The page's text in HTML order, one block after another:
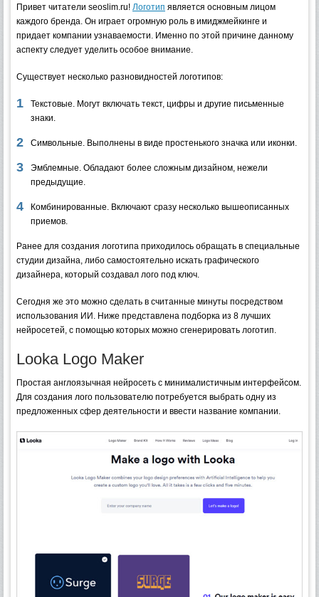
Привет читатели seoslim.ru! Логотип является основным лицом
каждого бренда. Он играет огромную роль в имиджмейкинге и
придает компании узнаваемости. Именно по этой причине данному
аспекту следует уделить особое внимание.
Существует несколько разновидностей логотипов:
Текстовые. Могут включать текст, цифры и другие письменные
знаки.
Символьные. Выполнены в виде простенького значка или иконки.
Эмблемные. Обладают более сложным дизайном, нежели
предыдущие.
Комбинированные. Включают сразу несколько вышеописанных
приемов.
Ранее для создания логотипа приходилось обращать в специальные
студии дизайна, либо самостоятельно искать графического
дизайнера, который создавал лого под ключ.
Сегодня же это можно сделать в считанные минуты посредством
использования ИИ. Ниже представлена подборка из 8 лучших
нейросетей, с помощью которых можно сгенерировать логотип.
Looka Logo Maker
Простая англоязычная нейросеть с минималистичным интерфейсом.
Для создания лого пользователю потребуется выбрать одну из
предложенных сфер деятельности и ввести название компании.